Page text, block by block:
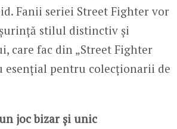
Fanii seriei Street Fighter vor
stilul distinctiv și
care fac din „Street Fighter
esențial pentru colecționarii de
un joc bizar și unic